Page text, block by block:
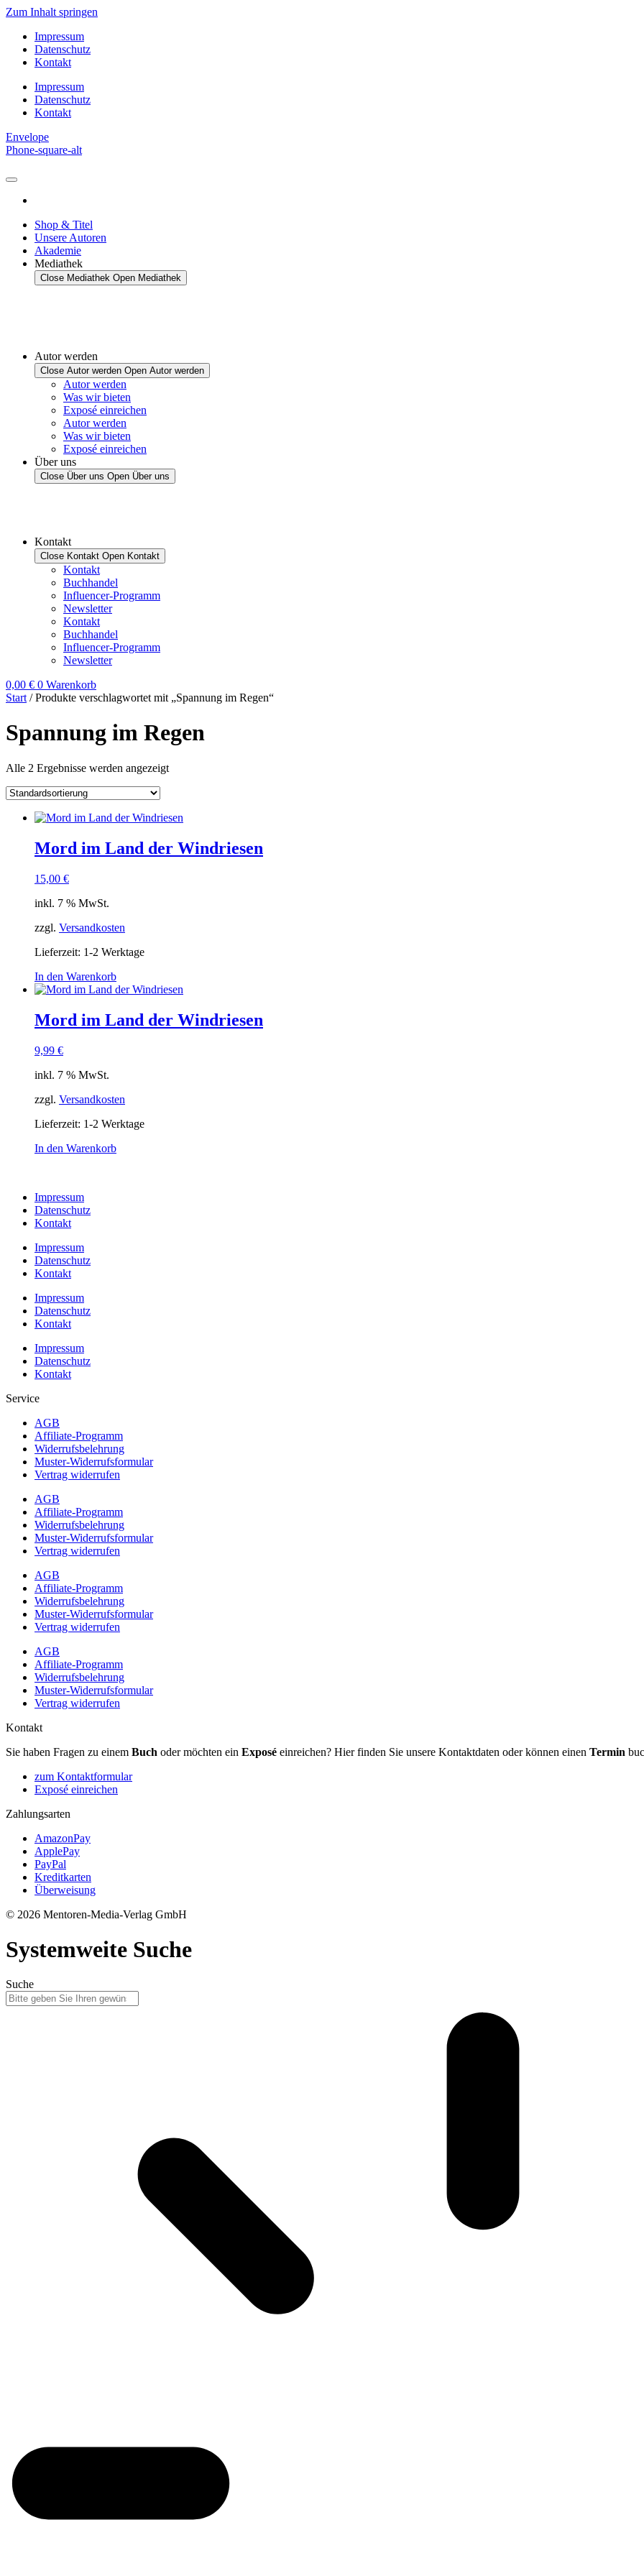
Zum Inhalt springen
Impressum
Datenschutz
Kontakt
Impressum
Datenschutz
Kontakt
Envelope
Phone-square-alt
Shop & Titel
Unsere Autoren
Akademie
Mediathek
Close Mediathek Open Mediathek
Autor werden
Close Autor werden Open Autor werden
Autor werden
Was wir bieten
Exposé einreichen
Autor werden
Was wir bieten
Exposé einreichen
Über uns
Close Über uns Open Über uns
Kontakt
Close Kontakt Open Kontakt
Kontakt
Buchhandel
Influencer-Programm
Newsletter
Kontakt
Buchhandel
Influencer-Programm
Newsletter
0,00 € 0 Warenkorb
Start / Produkte verschlagwortet mit „Spannung im Regen“
Spannung im Regen
Alle 2 Ergebnisse werden angezeigt
Mord im Land der Windriesen
15,00 €
inkl. 7 % MwSt.
zzgl. Versandkosten
Lieferzeit: 1-2 Werktage
In den Warenkorb
Mord im Land der Windriesen
9,99 €
inkl. 7 % MwSt.
zzgl. Versandkosten
Lieferzeit: 1-2 Werktage
In den Warenkorb
Impressum
Datenschutz
Kontakt
Impressum
Datenschutz
Kontakt
Impressum
Datenschutz
Kontakt
Impressum
Datenschutz
Kontakt
Service
AGB
Affiliate-Programm
Widerrufsbelehrung
Muster-Widerrufsformular
Vertrag widerrufen
AGB
Affiliate-Programm
Widerrufsbelehrung
Muster-Widerrufsformular
Vertrag widerrufen
AGB
Affiliate-Programm
Widerrufsbelehrung
Muster-Widerrufsformular
Vertrag widerrufen
AGB
Affiliate-Programm
Widerrufsbelehrung
Muster-Widerrufsformular
Vertrag widerrufen
Kontakt
Sie haben Fragen zu einem Buch oder möchten ein Exposé einreichen? Hier finden Sie unsere Kontaktdaten oder können einen Termin
zum Kontaktformular
Exposé einreichen
Zahlungsarten
AmazonPay
ApplePay
PayPal
Kreditkarten
Überweisung
© 2026 Mentoren-Media-Verlag GmbH
Systemweite Suche
Suche